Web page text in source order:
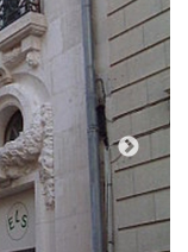
2019)